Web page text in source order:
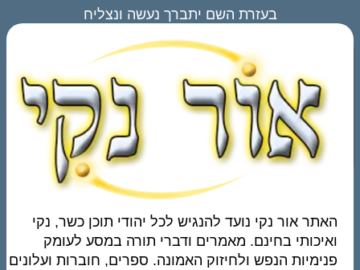
בעזרת השם יתברך נעשה ונצליח
האתר אור נקי נועד להנגיש לכל יהודי תוכן כשר, נקי
ואיכותי בחינם. מאמרים ודברי תורה במסע לעומק
פנימיות הנפש ולחיזוק האמונה. ספרים, חוברות ועלונים